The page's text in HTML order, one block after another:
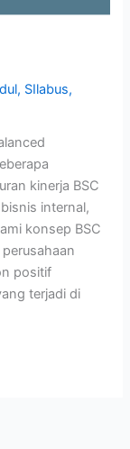
, SIlabus,
kinerja BSC
internal,
konsep BSC
positif
terjadi di